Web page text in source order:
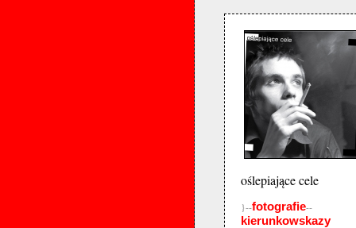
oślepiające cele
}--fotografie--
kierunkowskazy